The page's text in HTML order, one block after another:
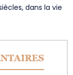
dans la vie